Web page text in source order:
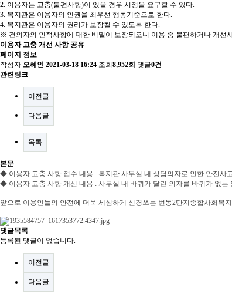
2. 이용자는 고충(불편사항)이 있을 경우 시정을 요구할 수 있다.
3. 복지관은 이용자의 인권을 최우선 행동기준으로 한다.
4. 복지관은 이용자의 권리가 보장될 수 있도록 한다.
※ 건의자의 인적사항에 대한 비밀이 보장되오니 이용 중 불편하거나 개선
이용자 고충 개선 사항 공유
페이지 정보
작성자 오혜인 2021-03-18 16:24 조회 8,952회 댓글0건
관련링크
이전글
다음글
목록
본문
◆ 이용자 고충 사항 접수 내용 : 복지관 사무실 내 상담의자로 인한 안전사
◆ 이용자 고충 사항 개선 내용 : 사무실 내 바퀴가 달린 의자를 바퀴가 없는
앞으로 이용인들의 안전에 더욱 세심하게 신경쓰는 번동2단지종합사회복
댓글목록
등록된 댓글이 없습니다.
이전글
다음글